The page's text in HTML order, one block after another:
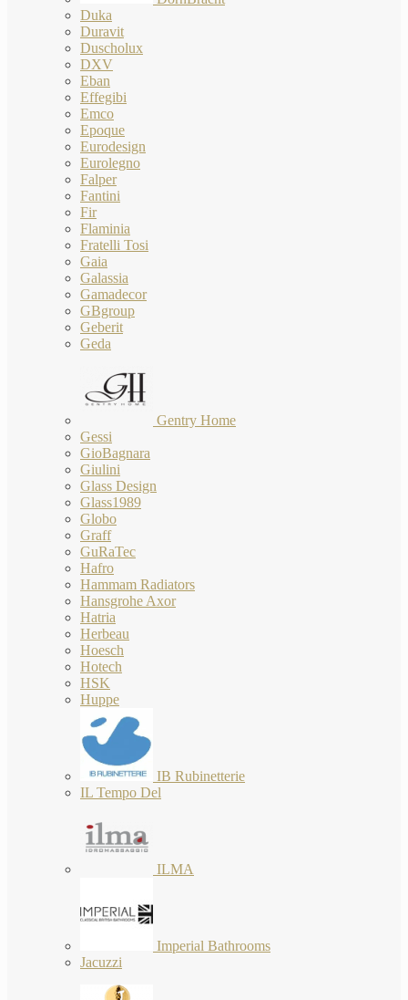
Duka
Duravit
Duscholux
DXV
Eban
Effegibi
Emco
Epoque
Eurodesign
Eurolegno
Falper
Fantini
Fir
Flaminia
Fratelli Tosi
Gaia
Galassia
Gamadecor
GBgroup
Geberit
Geda
Gentry Home
Gessi
GioBagnara
Giulini
Glass Design
Glass1989
Globo
Graff
GuRaTec
Hafro
Hammam Radiators
Hansgrohe Axor
Hatria
Herbeau
Hoesch
Hotech
HSK
Huppe
IB Rubinetterie
IL Tempo Del
ILMA
Imperial Bathrooms
Jacuzzi